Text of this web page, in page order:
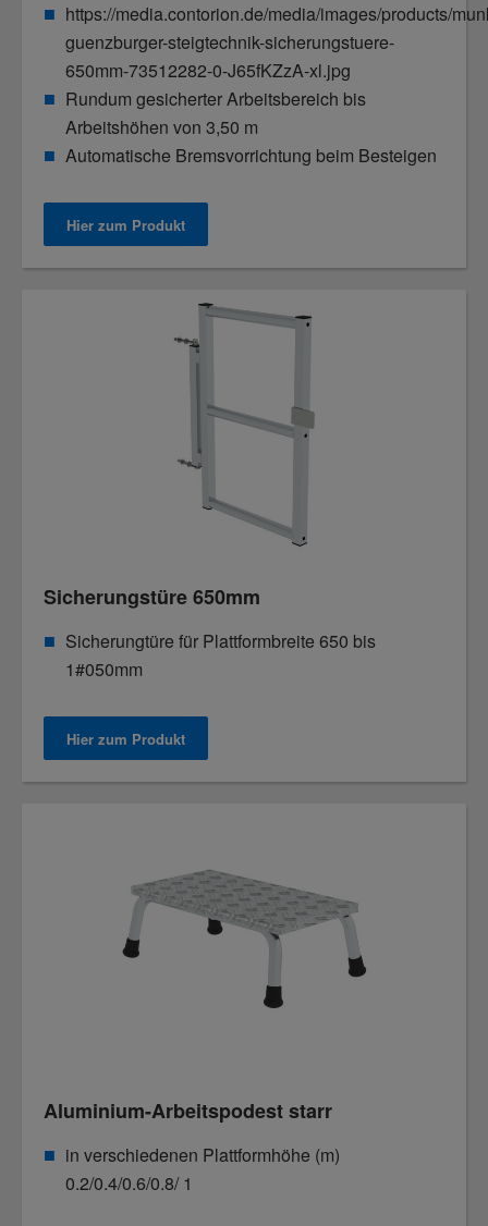
https://media.contorion.de/media/images/products/
guenzburger-steigtechnik-sicherungstuere-
650mm-73512282-0-J65fKZzA-xl.jpg
Rundum gesicherter Arbeitsbereich bis
Arbeitshöhen von 3,50 m
Automatische Bremsvorrichtung beim Besteigen
Hier zum Produkt
Sicherungstüre 650mm
Sicherungtüre für Plattformbreite 650 bis
1#050mm
Hier zum Produkt
Aluminium-Arbeitspodest starr
in verschiedenen Plattformhöhe (m)
0.2/0.4/0.6/0.8/ 1